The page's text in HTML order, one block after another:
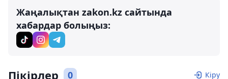
Жаңалықтан zakon.kz сайтында
хабардар болыңыз:
Пікірлер 0 Кіру